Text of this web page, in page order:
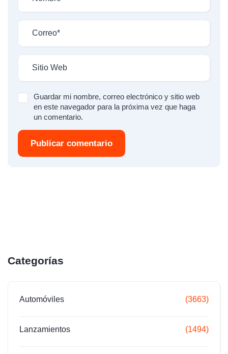
Guardar mi nombre, correo electrónico y sitio web
en este navegador para la próxima vez que haga
un comentario.
Publicar comentario
Categorías
Automóviles (3663)
Lanzamientos (1494)